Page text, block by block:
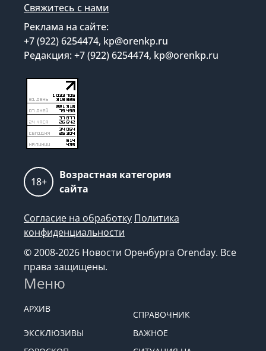
Свяжитесь с нами
Реклама на сайте:
+7 (922) 6254474, kp@orenkp.ru
Редакция: +7 (922) 6254474, kp@orenkp.ru
18+
Возрастная категория
сайта
Согласие на обработку Политика
конфиденциальности
© 2008-2026 Новости Оренбурга Orenday. Все
права защищены.
Меню
АРХИВ
СПРАВОЧНИК
ЭКСКЛЮЗИВЫ
ВАЖНОЕ